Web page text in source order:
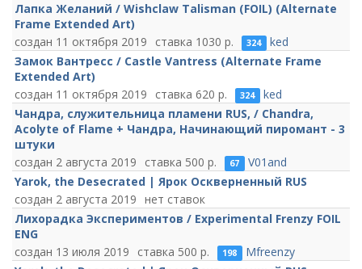
Лапка Желаний / Wishclaw Talisman (FOIL) (Alternate
Frame Extended Art)
11 октября 2019
1030 324
ked
Замок Вантресс / Castle Vantress (Alternate Frame
Extended Art)
11 октября 2019
620 324
ked
Чандра, служительница пламени RUS, / Chandra,
Acolyte of Flame + Чандра, Начинающий пиромант - 3
штуки
2 августа 2019
500 67
V01and
Yarok, the Desecrated | Ярок Оскверненный RUS
2 августа 2019 нет ставок
Лихорадка Экспериментов / Experimental Frenzy FOIL
ENG
13 июля 2019
500 198
Mfreenzy